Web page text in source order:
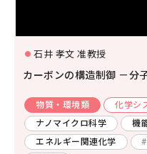
石井 孝文 准教授
カーボンの構造制御 －分
物質・環境類
化学シ
ナノマイクロ科学
機
エネルギー関連化学